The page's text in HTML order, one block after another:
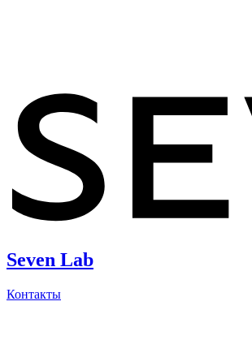
Seven Lab
Контакты